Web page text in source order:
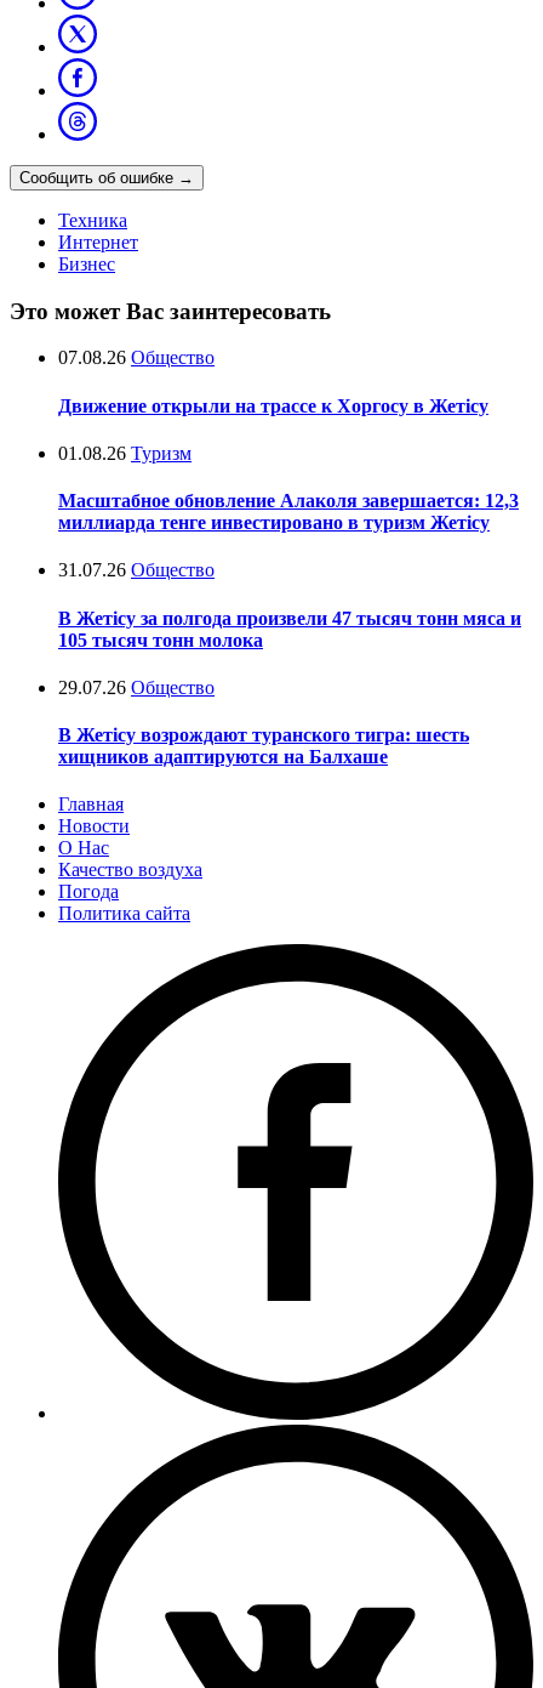
Сообщить об ошибке →
Техника
Интернет
Бизнес
Это может Вас заинтересовать
07.08.26 Общество
Движение открыли на трассе к Хоргосу в Жетісу
01.08.26 Туризм
Масштабное обновление Алаколя завершается: 12,3
миллиарда тенге инвестировано в туризм Жетісу
31.07.26 Общество
В Жетісу за полгода произвели 47 тысяч тонн мяса и
105 тысяч тонн молока
29.07.26 Общество
В Жетісу возрождают туранского тигра: шесть
хищников адаптируются на Балхаше
Главная
Новости
О Нас
Качество воздуха
Погода
Политика сайта